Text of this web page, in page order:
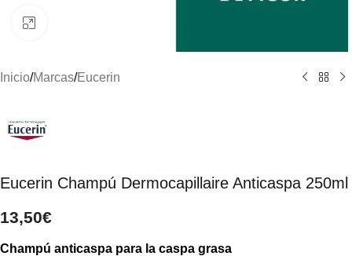
Inicio/Marcas/Eucerin
Eucerin Champú Dermocapillaire Anticaspa 250ml
13,50€
Champú anticaspa para la caspa grasa